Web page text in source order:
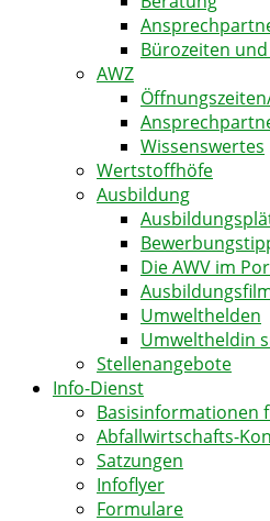
Bürozeiten
AWZ
Wissenswertes
Wertstoffhöfe
Ausbildung
Die AWV im
Umwelthelden
Umweltheldin
Stellenangebote
Info-Dienst
Basisinformationen
Abfallwirtschafts-
Satzungen
Infoflyer
Formulare